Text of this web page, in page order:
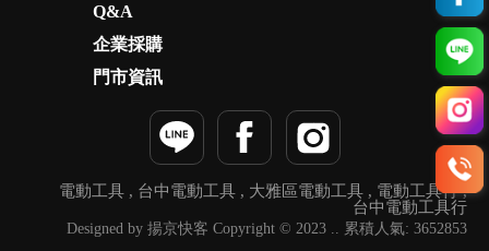
Q&A
企業採購
門市資訊
電動工具 台中電動工具 大雅區電動工具
電動工具行
台中電動工具行
Designed by 揚京快客 Copyright © 2023 .. 累積人氣: 3652853